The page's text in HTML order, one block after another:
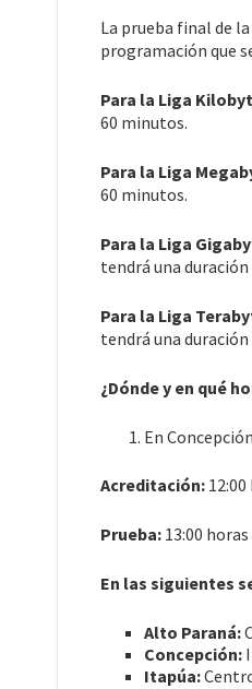
La prueba final de
programación que
Para la Liga
60 minutos.
Para la Liga
60 minutos.
Para la Liga
tendrá una
Para la Liga
tendrá una
¿Dónde y en qué
En
Acreditación: 12:00
Prueba: 13:00
En las siguientes
Alto Paraná:
Concepción:
Itapúa: